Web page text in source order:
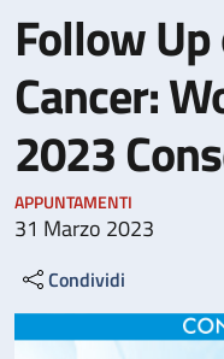
Follow
Cancer:
2023
APPUNTAMENTI
31 Marzo 2023
Condividi